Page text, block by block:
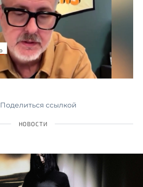
Поделиться ссылкой
НОВОСТИ